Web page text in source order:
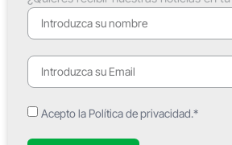
Acepto la Política de privacidad.*